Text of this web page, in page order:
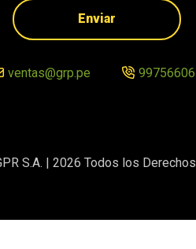
Enviar
ventas@grp.pe
S.A. | 2026 Todos los